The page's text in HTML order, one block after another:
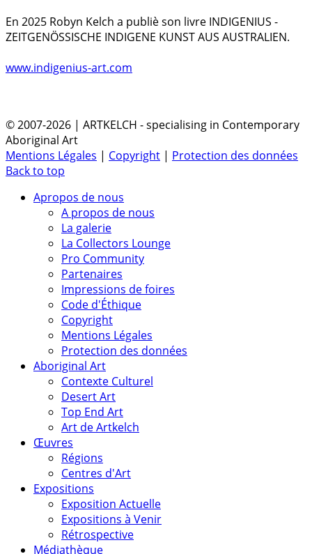
En 2025 Robyn Kelch a publiè son livre INDIGENIUS -
ZEITGENÖSSISCHE INDIGENE KUNST AUS AUSTRALIEN.
www.indigenius-art.com
© 2007-2026 | ARTKELCH - specialising in Contemporary
Aboriginal Art
Mentions Légales | Copyright | Protection des données
Back to top
Apropos de nous
A propos de nous
La galerie
La Collectors Lounge
Pro Community
Partenaires
Impressions de foires
Code d'Éthique
Copyright
Mentions Légales
Protection des données
Aboriginal Art
Contexte Culturel
Desert Art
Top End Art
Art de Artkelch
Œuvres
Régions
Centres d'Art
Expositions
Exposition Actuelle
Expositions à Venir
Rétrospective
Médiathèque